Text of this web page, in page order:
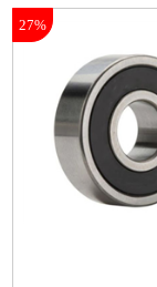
27%